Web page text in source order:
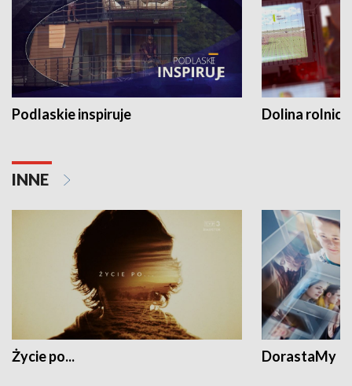
Podlaskie inspiruje Dolina
INNE
Życie po... DorastaMy